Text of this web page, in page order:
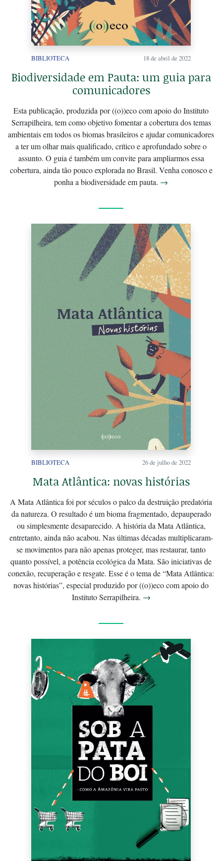
BIBLIOTECA 18 de abril de 2022
Biodiversidade em Pauta: um guia para
comunicadores
Esta publicação, produzida por ((o))eco com apoio do Instituto
Serrapilheira, tem como objetivo fomentar a cobertura dos temas
ambientais em todos os biomas brasileiros e ajudar comunicadores
a ter um olhar mais qualificado, crítico e aprofundado sobre o
assunto. O guia é também um convite para ampliarmos essa
cobertura, ainda tão pouco explorada no Brasil. Venha conosco e
ponha a biodiversidade em pauta. →
BIBLIOTECA 26 de julho de 2022
Mata Atlântica: novas histórias
A Mata Atlântica foi por séculos o palco da destruição predatória
da natureza. O resultado é um bioma fragmentado, depauperado
ou simplesmente desaparecido. A história da Mata Atlântica,
entretanto, ainda não acabou. Nas últimas décadas multiplicaram-
se movimentos para não apenas proteger, mas restaurar, tanto
quanto possível, a potência ecológica da Mata. São iniciativas de
conexão, recuperação e resgate. Esse é o tema de “Mata Atlântica:
novas histórias”, especial produzido por ((o))eco com apoio do
Instituto Serrapilheira. →